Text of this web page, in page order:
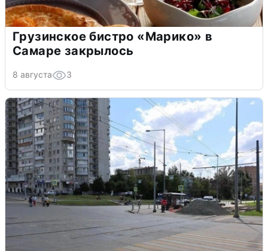
Грузинское бистро «Марико» в
Самаре закрылось
8 августа 3